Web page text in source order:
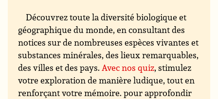
Découvrez toute la diversité biologique et
géographique du monde, en consultant des
notices sur de nombreuses espèces vivantes et
substances minérales, des lieux remarquables,
des villes et des pays.Avec nos quiz, stimulez
votre exploration de manière ludique, tout en
renforçant votre mémoire. pour approfondir